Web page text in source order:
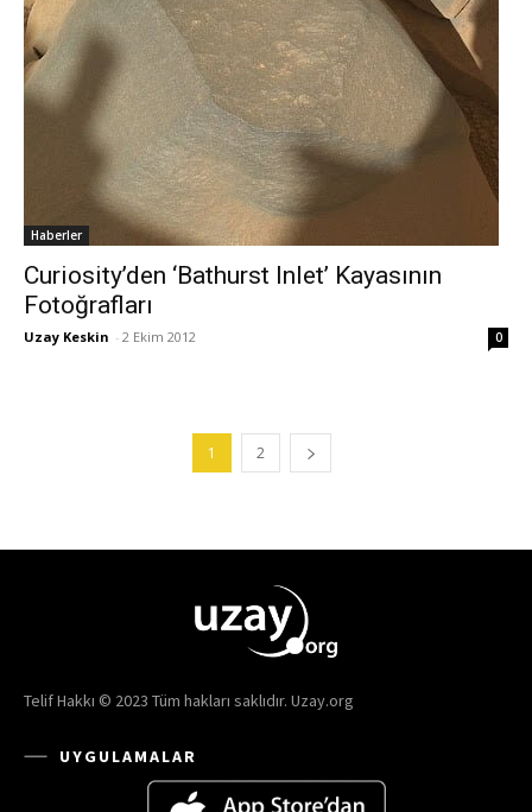
Haberler
Curiosity’den ‘Bathurst Inlet’ Kayasının
Fotoğrafları
Uzay Keskin - 2 Ekim 2012 0
1 2
Telif Hakkı © 2023 Tüm hakları saklıdır. Uzay.org
UYGULAMALAR